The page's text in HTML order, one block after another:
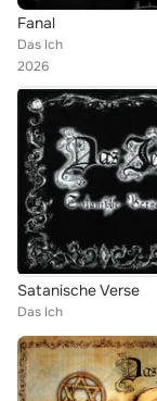
Fanal
Das Ich
2026
Satanische Verse
Das Ich